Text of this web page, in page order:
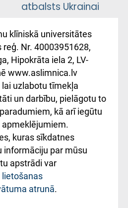
atbalsts Ukrainai
Підтримка Східної
лікарні та співпраця з
Україною
klīniskā universitātes
Nr. 40003951628,
Hipokrāta iela 2, LV-
www.aslimnica.lv
uzlabotu tīmekļa
un darbību, pielāgotu to
kā arī iegūtu
kuras sīkdatnes
informāciju par mūsu
apstrādi var
atrunā.